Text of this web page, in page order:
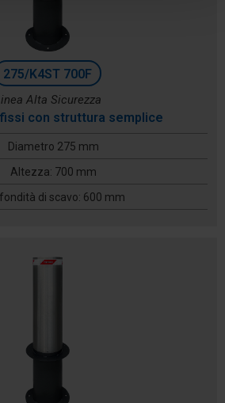
275/K4ST 700F
Alta Sicurezza
con struttura semplice
Diametro 275 mm
Altezza: 700 mm
di scavo: 600 mm